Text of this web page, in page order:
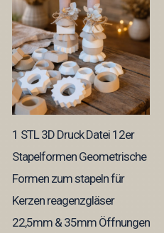
1 STL 3D Druck Datei 12er
Stapelformen Geometrische
Formen zum stapeln für
Kerzen reagenzgläser
22,5mm & 35mm Öffnungen